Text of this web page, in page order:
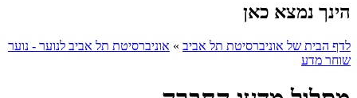
הינך נמצא כאן
לדף הבית של אוניברסיטת תל אביב » אוניברסיטת תל אביב לנוער - נוער
שוחר מדע